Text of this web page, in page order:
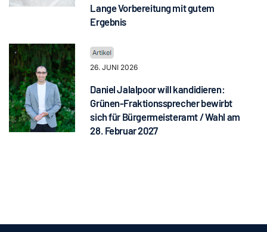
Lange Vorbereitung mit gutem
Ergebnis
26. JUNI 2026
Daniel Jalalpoor will kandidieren:
Grünen-Fraktionssprecher bewirbt
sich für Bürgermeisteramt / Wahl am
28. Februar 2027